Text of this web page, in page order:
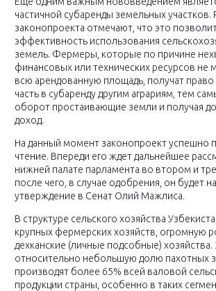
частичной субаренды земельных участков.
законопроекта отмечают, что это
эффективность использования
земель. Фермеры, которые по причине
финансовых или технических ресурсов не
всю арендованную площадь, получат право
часть в субаренду другим аграриям, тем
оборот простаивающие земли и получая
доход.
На данный момент законопроект успешно
чтение. Впереди его ждет дальнейшее
нижней палате парламента во втором и
после чего, в случае одобрения, он будет
утверждение в Сенат Олий Мажлиса.
В структуре сельского хозяйства
крупных фермерских хозяйств, огромную
дехканские (личные подсобные) хозяйства.
относительно небольшую долю пахотных
производят более 65% всей валовой
продукции страны, особенно в таких